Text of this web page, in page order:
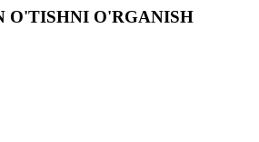
O'TISHNI O'RGANISH